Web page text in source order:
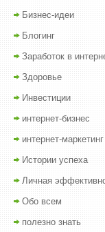
Бизнес-идеи
Блогинг
Заработок в
Здоровье
Инвестиции
интернет-бизнес
интернет-маркетинг
Истории успеха
Личная
Обо всем
полезно знать